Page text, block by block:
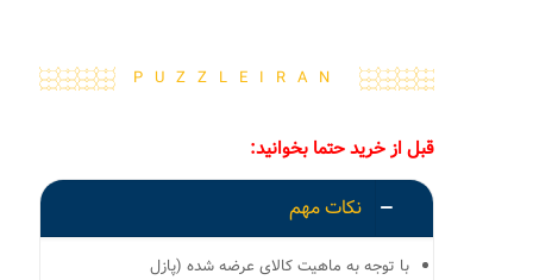
PUZZLEIRAN
قبل از خرید حتما بخوانید:
نکات مهم
با توجه به ماهیت کالای عرضه شده (پازل